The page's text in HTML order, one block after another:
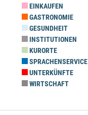
EINKAUFEN
GASTRONOMIE
GESUNDHEIT
INSTITUTIONEN
KURORTE
SPRACHENSERVICE
UNTERKÜNFTE
WIRTSCHAFT